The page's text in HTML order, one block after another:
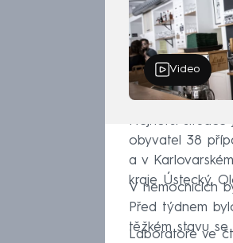
Video
Nejhorší
obyvatel 38
a v
kraje Ústecký,
V nemocnicích
Před týdnem
těžkém stavu se
Laboratoře ve